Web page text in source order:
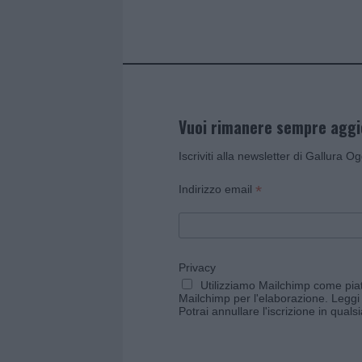
Vuoi rimanere sempre
Iscriviti alla newsletter di Gallura
Indirizzo email *
Privacy
Utilizziamo Mailchimp come
Mailchimp per l'elaborazione.
Potrai annullare l'iscrizione in